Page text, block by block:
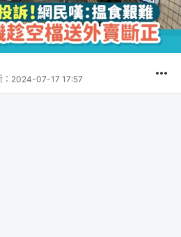
2024-07-17 17:57